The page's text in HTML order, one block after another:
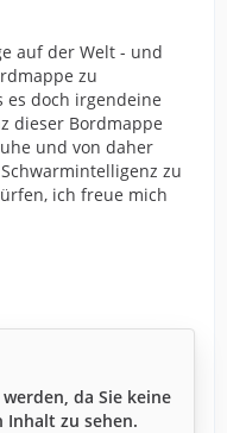
auf der Welt - und
zu
doch irgendeine
dieser Bordmappe
und von daher
zu
ich freue mich
da Sie keine
Inhalt zu sehen.